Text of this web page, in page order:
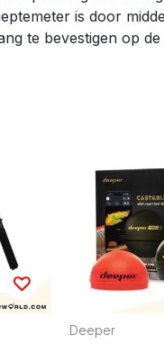
is door
te bevestigen op
Deeper